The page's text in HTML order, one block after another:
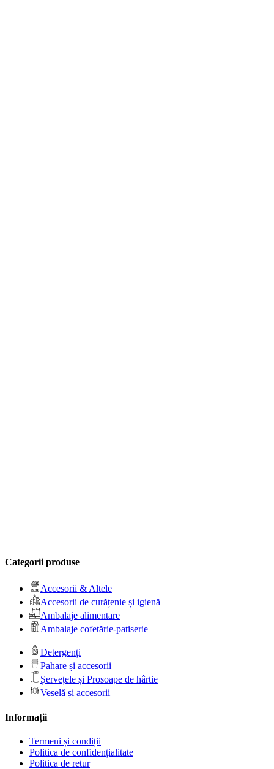
Categorii produse
Accesorii & Altele
Accesorii de curățenie și igienă
Ambalaje alimentare
Ambalaje cofetărie-patiserie
Detergenți
Pahare și accesorii
Șervețele și Prosoape de hârtie
Veselă și accesorii
Informații
Termeni și condiții
Politica de confidențialitate
Politica de retur